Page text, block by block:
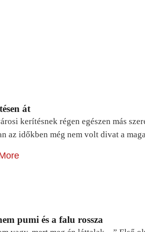
át
kerítésnek régen egészen más
az időkben még nem volt divat a
pumi és a falu rossza